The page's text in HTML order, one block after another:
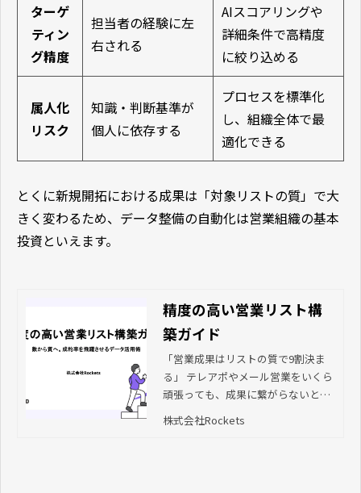
ターゲ
ティン
グ精度
担当者の経験に左
右される
AIスコアリングや
詳細条件で高精度
に絞り込める
属人化
リスク
知識・判断基準が
個人に依存する
プロセスを標準化
し、組織全体で最
適化できる
とくに新規開拓における成果は「対象リストの質」で大
きく変わるため、データ整備の自動化は営業組織の基本
投資といえます。
精度の高い営業リスト構
築ガイド
「営業成果はリストの質で9割決ま
る」 テレアポやメール営業をいくら
頑張っても、成果に繋がらないと悩
人的な営業から脱却し、成約率を飛
株式会社Rockets